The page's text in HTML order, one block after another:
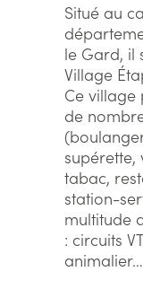
Situé au
le Gard, il
Village
Ce village
de
supérette,
tabac,
station-
multitude
: circuits
animalier…